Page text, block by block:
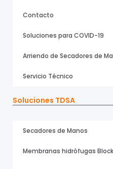
Contacto
Soluciones para COVID-19
Arriendo de Secadores de
Servicio Técnico
Soluciones TDSA
Secadores de Manos
Membranas hidrófugas